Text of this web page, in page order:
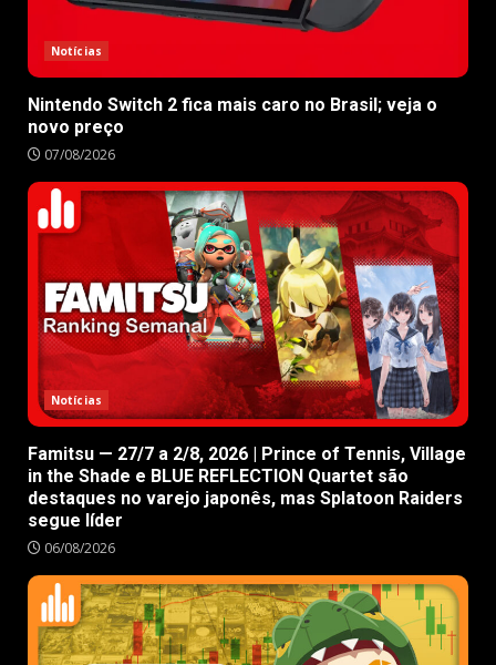
Notícias
Nintendo Switch 2 fica mais caro no Brasil; veja o
novo preço
07/08/2026
Notícias
Famitsu — 27/7 a 2/8, 2026 | Prince of Tennis, Village
in the Shade e BLUE REFLECTION Quartet são
destaques no varejo japonês, mas Splatoon Raiders
segue líder
06/08/2026